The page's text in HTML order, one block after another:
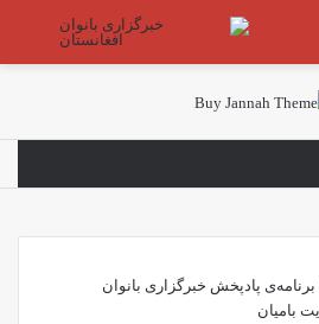
پادپخش خبرگزاری بانوان
بامیان